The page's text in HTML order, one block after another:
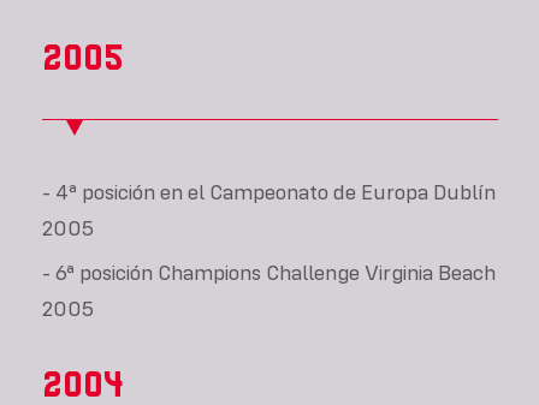
2005
- 4ª posición en el Campeonato de Europa Dublín
2005
- 6ª posición Champions Challenge Virginia Beach
2005
2004